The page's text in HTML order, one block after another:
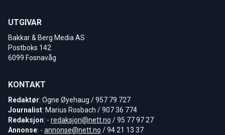
UTGIVAR
Bakkar & Berg Media AS
Postboks 142
6099 Fosnavåg
KONTAKT
Redaktør: Ogne Øyehaug / 957 79 727
Journalist: Marius Rosbach / 907 36 774
Redaksjon: - redaksjon@nett.no / 95 77 97 27
Annonse: - annonse@nett.no / 94 21 13 37